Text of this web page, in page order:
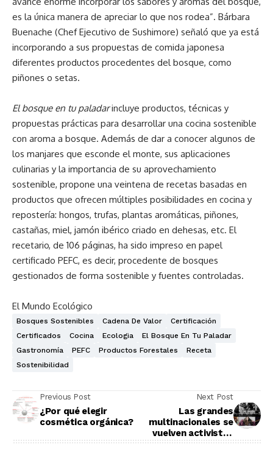
es la única manera de apreciar lo que nos rodea”. Bárbara
Buenache (Chef Ejecutivo de Sushimore) señaló que ya está
incorporando a sus propuestas de comida japonesa
diferentes productos procedentes del bosque, como
piñones o setas.
El bosque en tu paladarincluye productos, técnicas y
propuestas prácticas para desarrollar una cocina sostenible
con aroma a bosque. Además de dar a conocer algunos de
los manjares que esconde el monte, sus aplicaciones
culinarias y la importancia de su aprovechamiento
sostenible, propone una veintena de recetas basadas en
productos que ofrecen múltiples posibilidades en cocina y
repostería: hongos, trufas, plantas aromáticas, piñones,
castañas, miel, jamón ibérico criado en dehesas, etc. El
recetario, de 106 páginas, ha sido impreso en papel
certificado PEFC, es decir, procedente de bosques
gestionados de forma sostenible y fuentes controladas.
El Mundo Ecológico
Bosques Sostenibles Cadena De Valor
Certificación
Certificados
Cocina Ecologia
El Bosque En Tu Paladar
Gastronomía
PEFC Productos Forestales
Receta
Sostenibilidad
Previous Post
¿Por qué elegir
cosmética orgánica?
Next Post
Las grandes
multinacionales se
vuelven activistas